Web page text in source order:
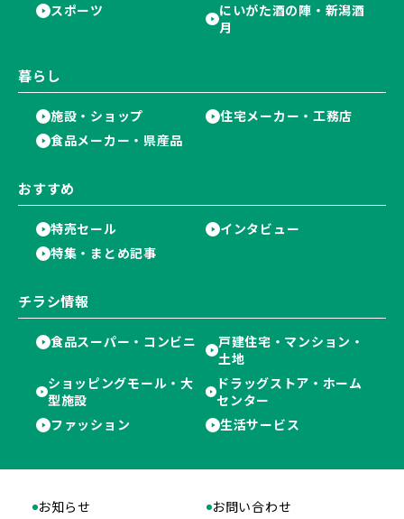
スポーツ
にいがた酒の陣・新潟酒
月
暮らし
施設・ショップ
住宅メーカー・工務店
食品メーカー・県産品
おすすめ
特売セール
インタビュー
特集・まとめ記事
チラシ情報
食品スーパー・コンビニ
戸建住宅・マンション・
土地
ショッピングモール・大
型施設
ドラッグストア・ホーム
センター
ファッション
生活サービス
お知らせ
お問い合わせ